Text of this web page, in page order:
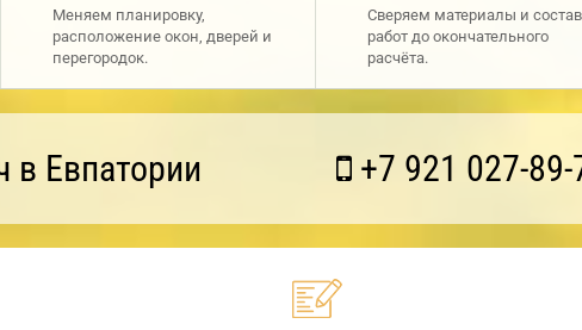
Меняем планировку,
расположение окон, дверей и
перегородок.
Сверяем материалы и состав
работ до окончательного
расчёта.
Евпатории +7 921 027-89-